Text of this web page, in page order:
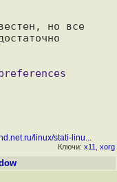
но все
linux/stati-linu...
Ключи: x11 xorg